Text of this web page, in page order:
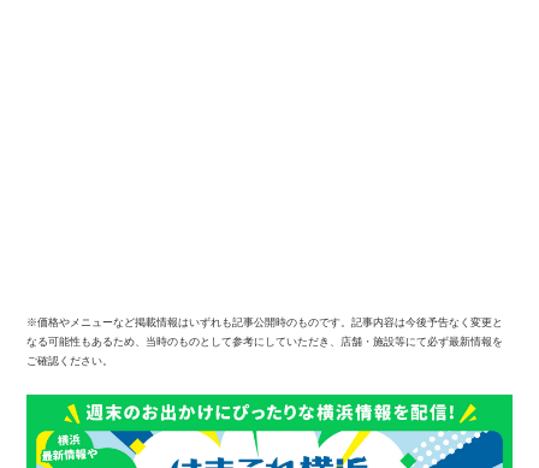
※価格やメニューなど掲載情報はいずれも記事公開時のものです。記事内容は今後予告なく変更と
なる可能性もあるため、当時のものとして参考にしていただき、店舗・施設等にて必ず最新情報を
ご確認ください。